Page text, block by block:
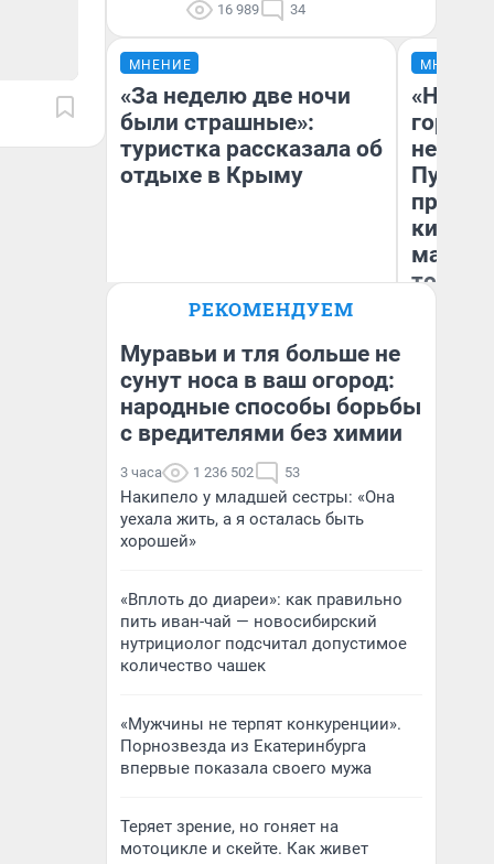
16 989 34
МНЕНИЕ
«За неделю две ночи
были страшные»:
туристка рассказала об
отдыхе в Крыму
Александра Исмайлова
редактора 63.RU
МНЕНИЕ
«Нет
того
РЕКОМЕНДУЕМ
Муравьи и тля больше не
сунут носа в ваш огород:
народные способы борьбы
с вредителями без химии
3 часа 1 236 502 53
Накипело у младшей сестры: «Она
уехала жить, а я осталась быть
хорошей»
«Вплоть до диареи»: как правильно
пить иван-чай — новосибирский
нутрициолог подсчитал допустимое
количество чашек
«Мужчины не терпят конкуренции».
Порнозвезда из Екатеринбурга
впервые показала своего мужа
Теряет зрение, но гоняет на
мотоцикле и скейте. Как живет